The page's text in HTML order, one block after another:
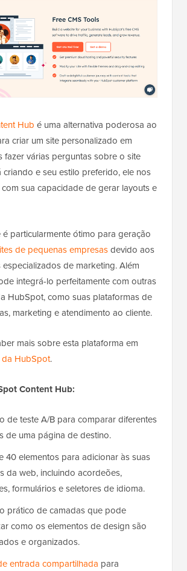
Hub é uma alternativa poderosa ao
criar um site personalizado em
fazer várias perguntas sobre o site
criando e seu estilo preferido, ele nos
sua capacidade de gerar layouts e
particularmente ótimo para geração
de pequenas empresasdevido aos
de marketing. Além
integrá-lo perfeitamente com outras
HubSpot, como suas plataformas de
marketing e atendimento ao cliente.
mais sobre esta plataforma em
da HubSpot.
Content Hub:
de teste A/B para comparar diferentes
de uma página de destino.
40 elementos para adicionar às suas
da web, incluindo acordeões,
formulários e seletores de idioma.
prático de camadas que pode
como os elementos de design são
e organizados.
entrada compartilhada para